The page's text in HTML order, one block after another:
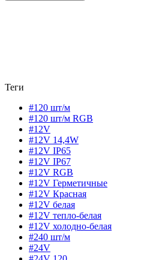
Теги
#120 шт/м
#120 шт/м RGB
#12V
#12V 14,4W
#12V IP65
#12V IP67
#12V RGB
#12V Герметичные
#12V Красная
#12V белая
#12V тепло-белая
#12V холодно-белая
#240 шт/м
#24V